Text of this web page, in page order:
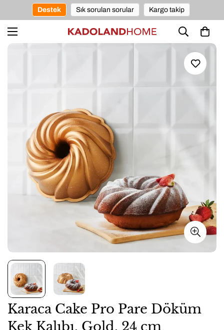
Destek Sık sorulan sorular Kargo takip
Karaca Cake Pro Pare Döküm
Kek Kalıbı, Gold, 24 cm